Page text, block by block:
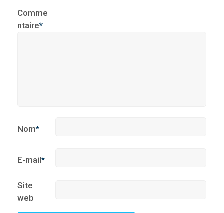
Comme
ntaire*
Nom*
E-mail*
Site
web